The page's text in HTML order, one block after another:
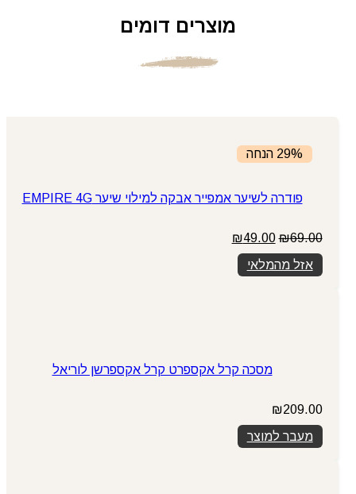
מוצרים דומים
29% הנחה
פודרה לשיער אמפייר אבקה למילוי שיער EMPIRE 4G
₪69.00
המחיר
המקורי
היה:
₪69.00.
₪49.00
אזל מהמלאי
מסכה קרל אקספרט קרל אקספרשן לוריאל
₪209.00
מעבר למוצר